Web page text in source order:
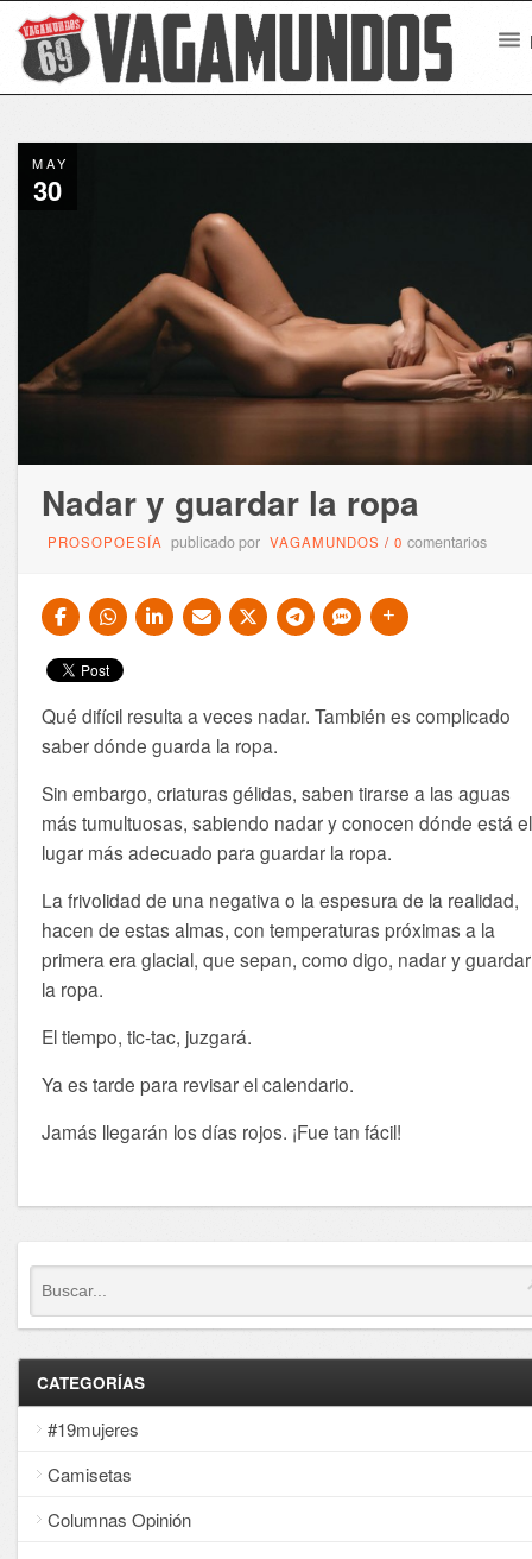
MAY
30
Nadar y guardar la ropa
PROSOPOESÍA publicado por VAGAMUNDOS /0comentarios
Qué difícil resulta a veces nadar. También es complicado
saber dónde guarda la ropa.
Sin embargo, criaturas gélidas, saben tirarse a las aguas
más tumultuosas, sabiendo nadar y conocen dónde está el
lugar más adecuado para guardar la ropa.
La frivolidad de una negativa o la espesura de la realidad,
hacen de estas almas, con temperaturas próximas a la
primera era glacial, que sepan, como digo, nadar y guardar
la ropa.
El tiempo, tic-tac, juzgará.
Ya es tarde para revisar el calendario.
Jamás llegarán los días rojos. ¡Fue tan fácil!
CATEGORÍAS
#19mujeres
Camisetas
Columnas Opinión